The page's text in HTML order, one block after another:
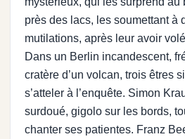
près des lacs, les soumettant à
mutilations, après leur avoir
Dans un Berlin incandescent,
cratère d’un volcan, trois êtres
s’atteler à l’enquête. Simon
surdoué, gigolo sur les bords,
chanter ses patientes. Franz